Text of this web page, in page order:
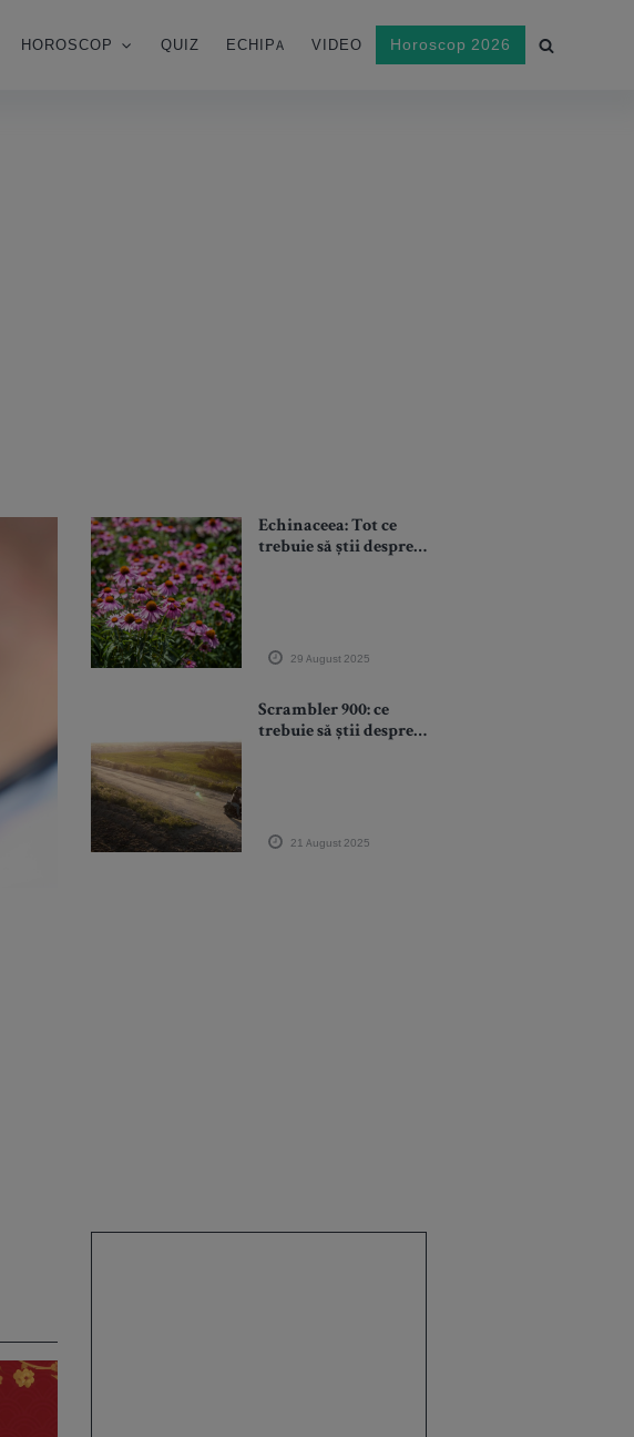
HOROSCOP QUIZ ECHIPA VIDEO Horoscop 2026
Echinaceea: Tot ce
trebuie să știi despre
29 August 2025
Scrambler 900: ce
trebuie să știi despre
21 August 2025